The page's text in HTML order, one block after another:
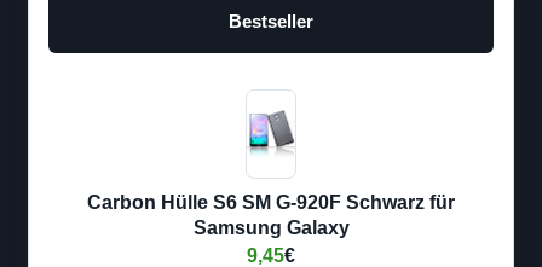
Bestseller
Carbon Hülle S6 SM G-920F Schwarz für
Samsung Galaxy
9,45€